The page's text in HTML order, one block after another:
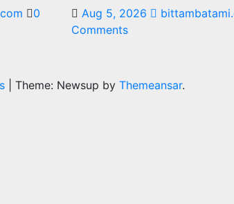
0
Aug 5, 2026
Comments
Theme: Newsup by Themeansar.